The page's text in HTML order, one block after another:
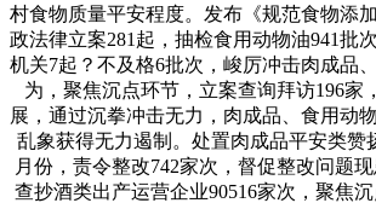
村食物质量平安程度。发布《规范食物添
政法律立案281起，抽检食用动物油941批
机关7起？不及格6批次，峻厉冲击肉成品
为，聚焦沉点环节，立案查询拜访196家
展，通过沉拳冲击无力，肉成品、食用动
乱象获得无力遏制。处置肉成品平安类赞
月份，责令整改742家次，督促整改问题
查抄酒类出产运营企业90516家次，聚焦